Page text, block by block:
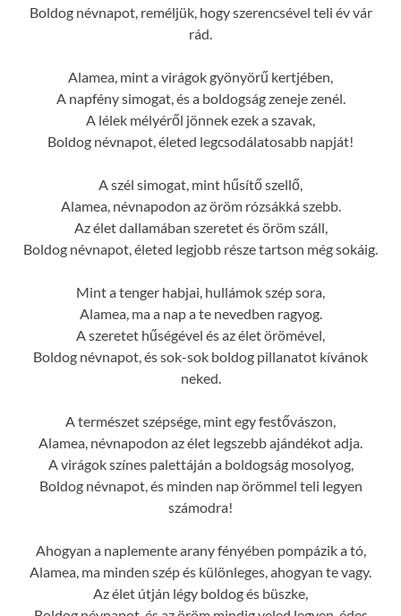
Boldog névnapot, reméljük, hogy szerencsével teli év vár
rád.
Alamea, mint a virágok gyönyörű kertjében,
A napfény simogat, és a boldogság zeneje zenél.
A lélek mélyéről jönnek ezek a szavak,
Boldog névnapot, életed legcsodálatosabb napját!
A szél simogat, mint hűsítő szellő,
Alamea, névnapodon az öröm rózsákká szebb.
Az élet dallamában szeretet és öröm száll,
Boldog névnapot, életed legjobb része tartson még sokáig.
Mint a tenger habjai, hullámok szép sora,
Alamea, ma a nap a te nevedben ragyog.
A szeretet hűségével és az élet örömével,
Boldog névnapot, és sok-sok boldog pillanatot kívánok
neked.
A természet szépsége, mint egy festővászon,
Alamea, névnapodon az élet legszebb ajándékot adja.
A virágok színes palettáján a boldogság mosolyog,
Boldog névnapot, és minden nap örömmel teli legyen
számodra!
Ahogyan a naplemente arany fényében pompázik a tó,
Alamea, ma minden szép és különleges, ahogyan te vagy.
Az élet útján légy boldog és büszke,